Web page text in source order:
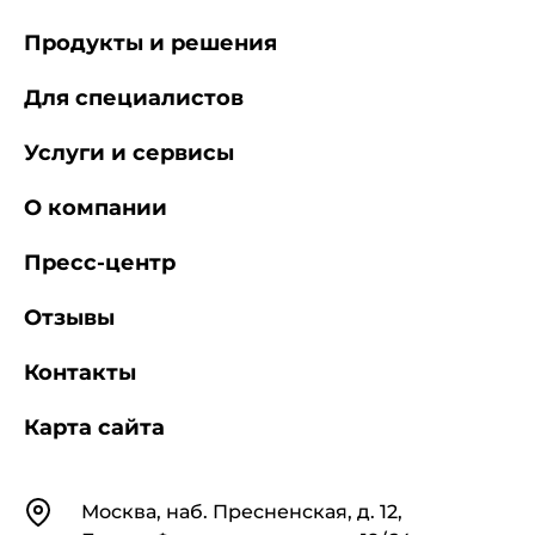
КонтактыМосква, наб. Пресненская, д. 12,
Продукты и решения
Для специалистов
Услуги и сервисы
О компании
Пресс-центр
Отзывы
Контакты
Карта сайта